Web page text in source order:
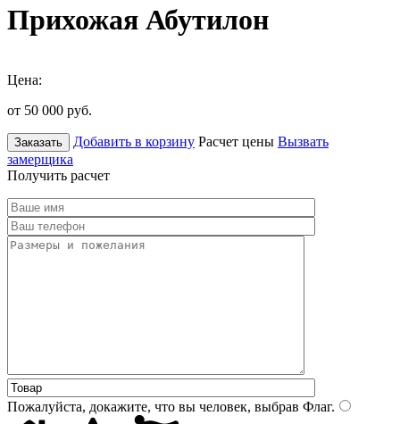
Прихожая Абутилон
Цена:
от 50 000 руб.
Заказать Добавить в корзину Расчет цены Вызвать
замерщика
Получить расчет
Пожалуйста, докажите, что вы человек, выбрав Флаг.